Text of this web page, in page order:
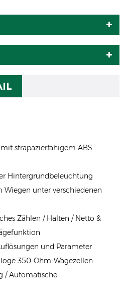
strapazierfähigem ABS-
Hintergrundbeleuchtung
Wiegen unter verschiedenen
Zählen / Halten / Netto &
und Parameter
350-Ohm-Wägezellen
/ Automatische